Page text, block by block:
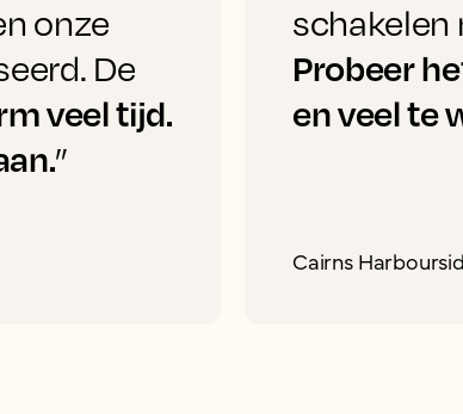
onze
De
veel tijd.
”
schakelen
Probeer
en veel te
Cairns